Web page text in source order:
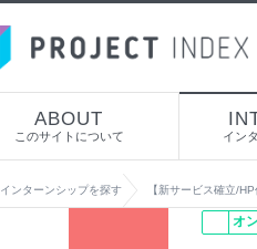
ABOUT
このサイトについて イン
インターンシップを探す 【新サービス確立/
オ